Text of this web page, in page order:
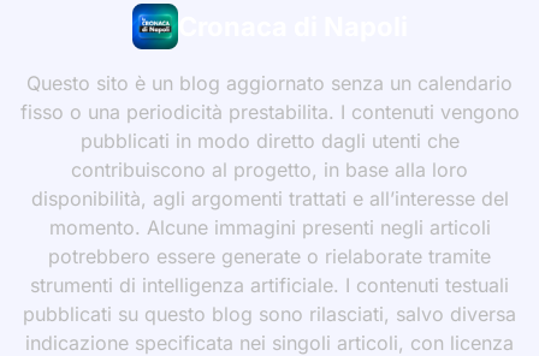
Cronaca di Napoli
Questo sito è un blog aggiornato senza un calendario
fisso o una periodicità prestabilita. I contenuti vengono
pubblicati in modo diretto dagli utenti che
contribuiscono al progetto, in base alla loro
disponibilità, agli argomenti trattati e all’interesse del
momento. Alcune immagini presenti negli articoli
potrebbero essere generate o rielaborate tramite
strumenti di intelligenza artificiale. I contenuti testuali
pubblicati su questo blog sono rilasciati, salvo diversa
indicazione specificata nei singoli articoli, con licenza